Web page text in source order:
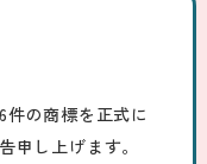
の商標を正式に
申し上げます。